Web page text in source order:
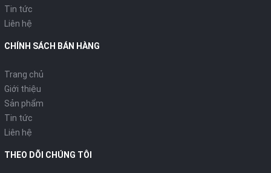
Tin tức
Liên hệ
CHÍNH SÁCH BÁN HÀNG
Trang chủ
Giới thiệu
Sản phẩm
Tin tức
Liên hệ
THEO DÕI CHÚNG TÔI